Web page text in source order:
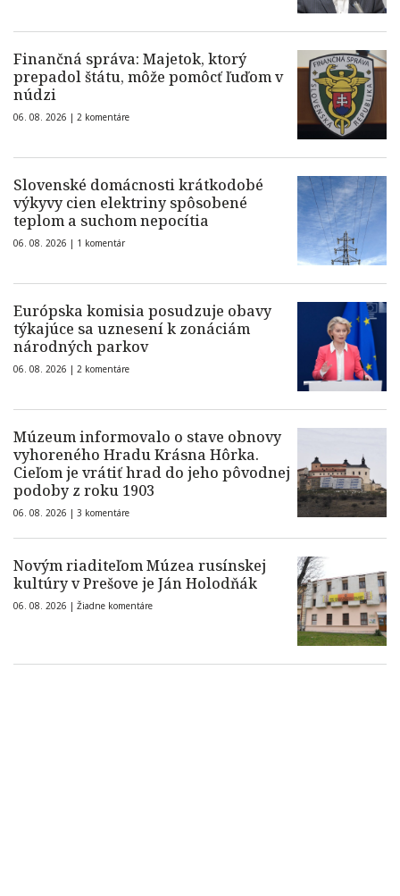
Finančná správa: Majetok, ktorý
prepadol štátu, môže pomôcť ľuďom v
núdzi
06. 08. 2026 | 2 komentáre
Slovenské domácnosti krátkodobé
výkyvy cien elektriny spôsobené
teplom a suchom nepocítia
06. 08. 2026 | 1 komentár
Európska komisia posudzuje obavy
týkajúce sa uznesení k zonáciám
národných parkov
06. 08. 2026 | 2 komentáre
Múzeum informovalo o stave obnovy
vyhoreného Hradu Krásna Hôrka.
Cieľom je vrátiť hrad do jeho pôvodnej
podoby z roku 1903
06. 08. 2026 | 3 komentáre
Novým riaditeľom Múzea rusínskej
kultúry v Prešove je Ján Holodňák
06. 08. 2026 | Žiadne komentáre